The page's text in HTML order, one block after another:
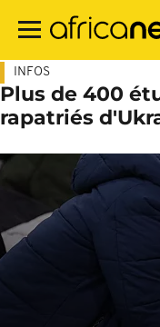
contenu
INFOS
Plus de 400
rapatriés